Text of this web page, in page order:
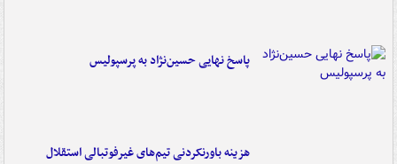
پاسخ نهایی حسین‌نژاد به پرسپولیس
هزینه باورنکردنی تیم‌های غیرفوتبالی استقلال